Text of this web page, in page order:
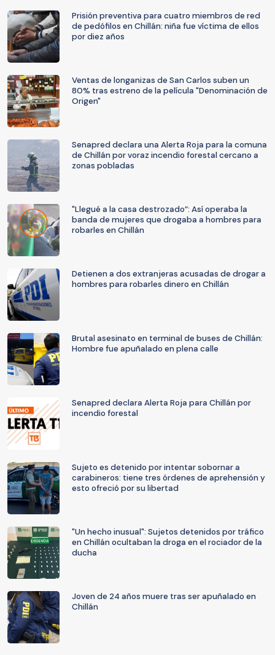
Prisión preventiva para cuatro miembros de red
de pedófilos en Chillán: niña fue víctima de ellos
por diez años
Ventas de longanizas de San Carlos suben un
80% tras estreno de la película "Denominación de
Origen"
Senapred declara una Alerta Roja para la comuna
de Chillán por voraz incendio forestal cercano a
zonas pobladas
"Llegué a la casa destrozado”: Así operaba la
banda de mujeres que drogaba a hombres para
robarles en Chillán
Detienen a dos extranjeras acusadas de drogar a
hombres para robarles dinero en Chillán
Brutal asesinato en terminal de buses de Chillán:
Hombre fue apuñalado en plena calle
Senapred declara Alerta Roja para Chillán por
incendio forestal
Sujeto es detenido por intentar sobornar a
carabineros: tiene tres órdenes de aprehensión y
esto ofreció por su libertad
"Un hecho inusual": Sujetos detenidos por tráfico
en Chillán ocultaban la droga en el rociador de la
ducha
Joven de 24 años muere tras ser apuñalado en
Chillán